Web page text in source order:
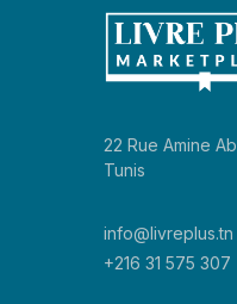
22 Rue Amine
Tunis
info@livreplus.tn
+216 31 575 307